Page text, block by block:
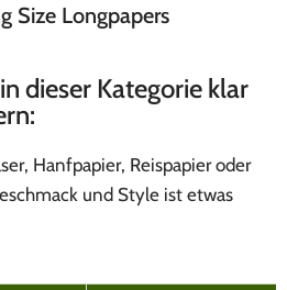
Size Longpapers
dieser Kategorie klar
Hanfpapier, Reispapier oder
und Style ist etwas